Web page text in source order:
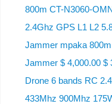
800m CT-N3060-
2.4Ghz GPS L1 L2
Jammer mpaka
Jammer $ 4,000.00 $
Drone 6 bands RC
433Mhz 900Mhz